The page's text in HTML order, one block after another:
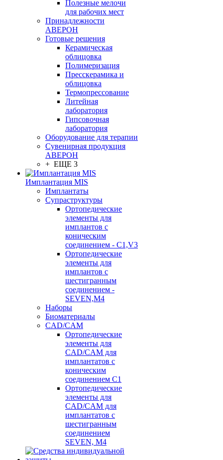
Полезные мелочи
для рабочих мест
Принадлежности
АВЕРОН
Готовые решения
Керамическая
облицовка
Полимеризация
Пресскерамика и
облицовка
Термопрессование
Литейная
лаборатория
Гипсовочная
лаборатория
Оборудование для терапии
Сувенирная продукция
АВЕРОН
+ ЕЩЕ 3
Имплантация MIS
Имплантаты
Супраструктуры
Ортопедические
элементы для
имплантов с
коническим
соединением - C1,V3
Ортопедические
элементы для
имплантов с
шестигранным
соединением -
SEVEN,M4
Наборы
Биоматериалы
CAD/CAM
Ортопедические
элементы для
CAD/CAM для
имплантатов с
коническим
соединением С1
Ортопедические
элементы для
CAD/CAM для
имплантатов с
шестигранным
соединением
SEVEN, М4